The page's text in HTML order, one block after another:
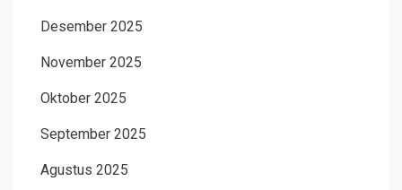
Desember 2025
November 2025
Oktober 2025
September 2025
Agustus 2025